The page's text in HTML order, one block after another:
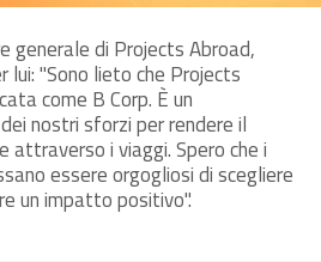
generale di Projects Abroad,
lui: "Sono lieto che Projects
come B Corp. È un
nostri sforzi per rendere il
attraverso i viaggi. Spero che i
essere orgogliosi di scegliere
un impatto positivo".